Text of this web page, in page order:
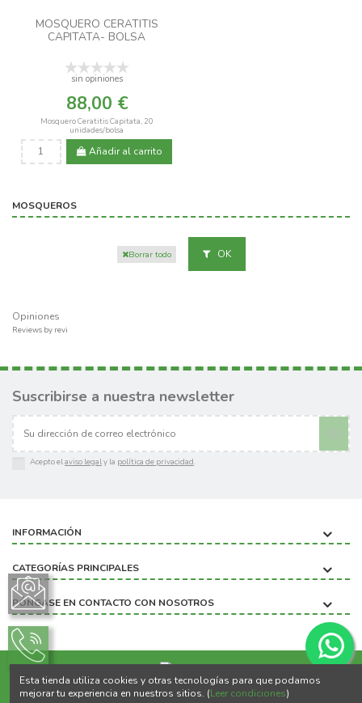
MOSQUERO CERATITIS
CAPITATA- BOLSA
sin opiniones
88,00 €
Mosquero Ceratitis Capitata, 20
unidades/bolsa
Añadir al carrito
MOSQUEROS
Borrar todo OK
Opiniones
Reviews by revi
Suscribirse a nuestra newsletter
Acepto elaviso legaly la política de privacidad.
INFORMACIÓN
CATEGORÍAS PRINCIPALES
PÓNGASE EN CONTACTO CON NOSOTROS
Copyright ©2020 BIOBICHO
Esta tienda utiliza cookies y otras tecnologías para que podamos
mejorar tu experiencia en nuestros sitios. (Leer condiciones)